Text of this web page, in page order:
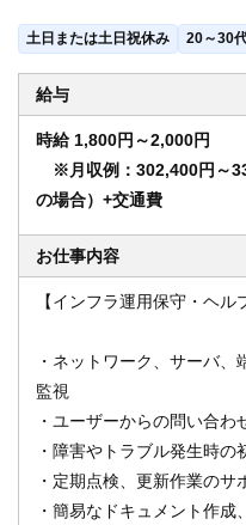
企業の方へ
CMSについて
土日または土日祝休み 20～30
給与
時給 1,800円～2,000円
※月収例：302,400円～
の場合）+交通費
お仕事内容
【インフラ運用保守・ヘル
・ネットワーク、サーバ、
監視
・ユーザーからの問い合わ
・障害やトラブル発生時
・定期点検、更新作業のサ
・簡易なドキュメント作成